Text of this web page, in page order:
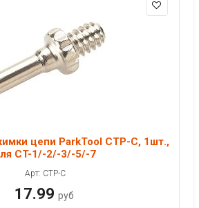
цепи ParkTool CTP-C, 1шт.,
CT-1/-2/-3/-5/-7
Арт: CTP-C
17.99 руб